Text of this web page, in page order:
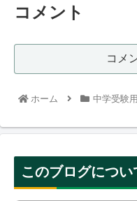
コメント
コメ
ホーム 中学受験
このブログについ